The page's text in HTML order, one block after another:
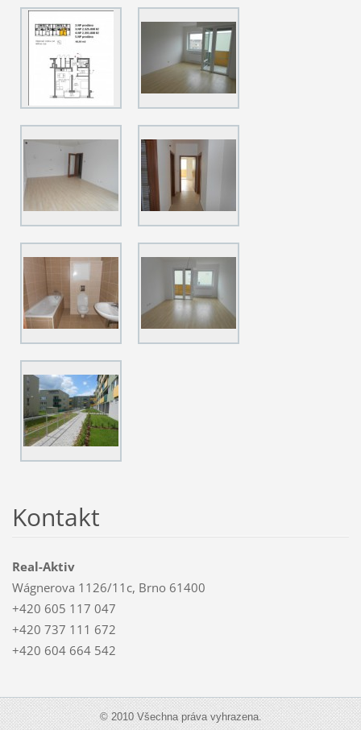
Kontakt
Real-Aktiv
Wágnerova 1126/11c, Brno 61400
+420 605 117 047
+420 737 111 672
+420 604 664 542
© 2010 Všechna práva vyhrazena.